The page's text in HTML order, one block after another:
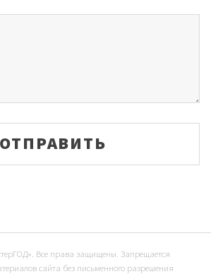
Все права защищены. Запрещается
сайта без письменного разрешения